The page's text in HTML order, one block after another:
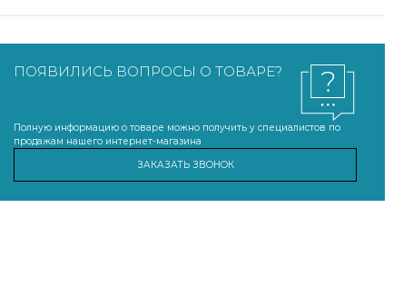
ПОЯВИЛИСЬ ВОПРОСЫ О ТОВАРЕ?
Полную информацию о товаре можно получить у специалистов по
продажам нашего интернет-магазина
ЗАКАЗАТЬ ЗВОНОК